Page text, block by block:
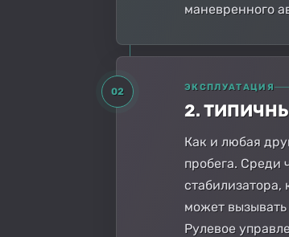
маневренного
02 ЭКСПЛУАТАЦИЯ
2.
Как и любая
пробега. Среди
стабилизатора,
может
Рулевое